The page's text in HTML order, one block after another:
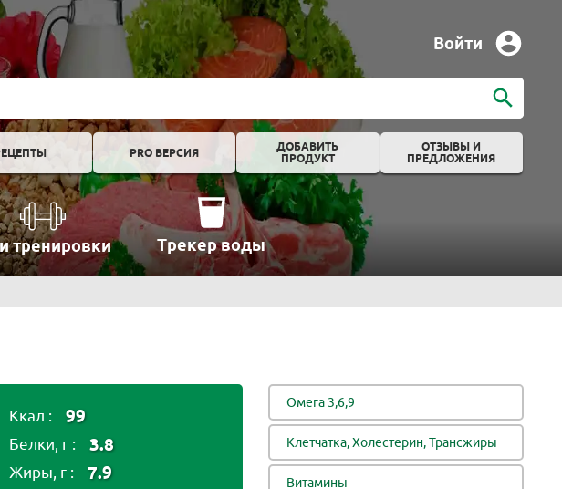
Войти
PRO ВЕРСИЯ
ДОБАВИТЬ
ПРОДУКТ
ОТЗЫВЫ И
ПРЕДЛОЖЕНИЯ
тренировки Трекер воды
Ккал : 99
Белки, г : 3.8
Жиры, г : 7.9
Омега 3,6,9
Клетчатка, Холестерин, Трансжиры
Витамины